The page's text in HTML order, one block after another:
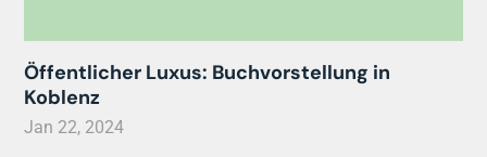
Öffentlicher Luxus: Buchvorstellung in
Koblenz
Jan 22, 2024